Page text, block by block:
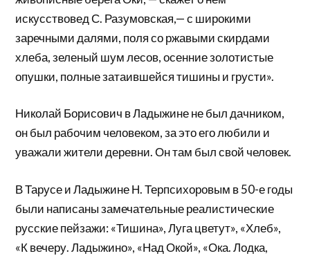
искусствовед С. Разумовская,— с широкими
заречными далями, поля со ржавыми скирдами
хлеба, зеленый шум лесов, осенние золотистые
опушки, полные затаившейся тишины и грусти».
Николай Борисович в Ладыжине не был дачником,
он был рабочим человеком, за это его любили и
уважали жители деревни. Он там был свой человек.
В Тарусе и Ладыжине Н. Терпсихоровым в 50-е годы
были написаны замечательные реалистические
русские пейзажи: «Тишина», Луга цветут», «Хлеб»,
«К вечеру. Ладыжино», «Над Окой», «Ока. Лодка,